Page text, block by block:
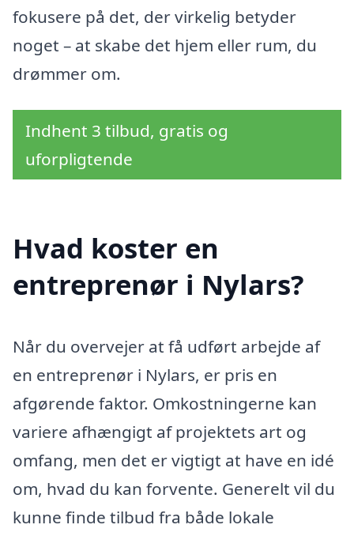
fokusere på det, der virkelig betyder
noget – at skabe det hjem eller rum, du
drømmer om.
Indhent 3 tilbud, gratis og
uforpligtende
Hvad koster en
entreprenør i Nylars?
Når du overvejer at få udført arbejde af
en entreprenør i Nylars, er pris en
afgørende faktor. Omkostningerne kan
variere afhængigt af projektets art og
omfang, men det er vigtigt at have en idé
om, hvad du kan forvente. Generelt vil du
kunne finde tilbud fra både lokale